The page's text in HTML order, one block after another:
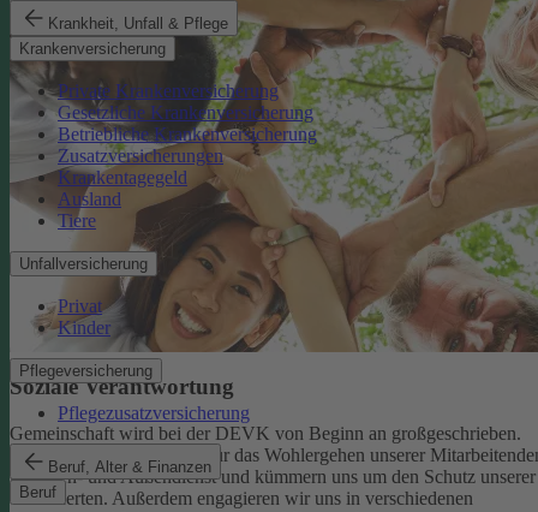
Krankheit, Unfall & Pflege
Krankenversicherung
Private Krankenversicherung
Gesetzliche Krankenversicherung
Betriebliche Krankenversicherung
Zusatzversicherungen
Krankentagegeld
Ausland
Tiere
Unfallversicherung
Privat
Kinder
Pflegeversicherung
Pflegezusatzversicherung
Beruf, Alter & Finanzen
Beruf
Soziale Verantwortung
Gemeinschaft wird bei der DEVK von Beginn an großgeschrieben.
Deshalb tragen wir Sorge für das Wohlergehen unserer
im Innen- und Außendienst und kümmern uns um den Schutz unserer
Versicherten. Außerdem engagieren wir uns in verschiedenen